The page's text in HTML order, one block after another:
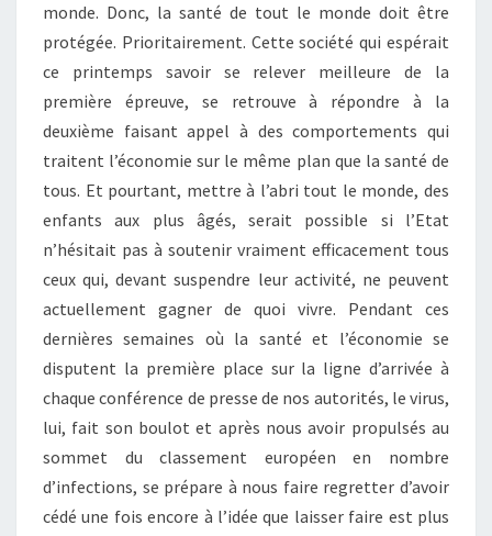
monde. Donc, la santé de tout le monde doit être
protégée. Prioritairement. Cette société qui espérait
ce printemps savoir se relever meilleure de la
première épreuve, se retrouve à répondre à la
deuxième faisant appel à des comportements qui
traitent l’économie sur le même plan que la santé de
tous. Et pourtant, mettre à l’abri tout le monde, des
enfants aux plus âgés, serait possible si l’Etat
n’hésitait pas à soutenir vraiment efficacement tous
ceux qui, devant suspendre leur activité, ne peuvent
actuellement gagner de quoi vivre. Pendant ces
dernières semaines où la santé et l’économie se
disputent la première place sur la ligne d’arrivée à
chaque conférence de presse de nos autorités, le virus,
lui, fait son boulot et après nous avoir propulsés au
sommet du classement européen en nombre
d’infections, se prépare à nous faire regretter d’avoir
cédé une fois encore à l’idée que laisser faire est plus